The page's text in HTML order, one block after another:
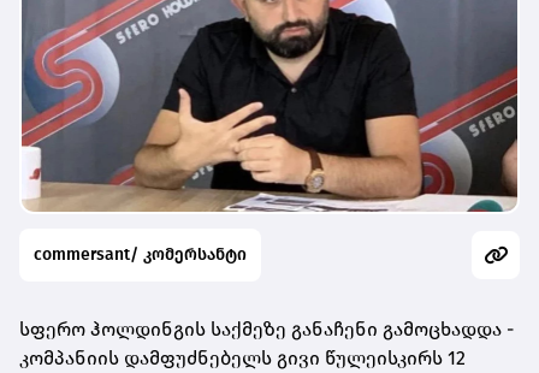
commersant/ კომერსანტი
სფერო ჰოლდინგის საქმეზე განაჩენი გამოცხადდა -
კომპანიის დამფუძნებელს გივი წულეისკირს 12